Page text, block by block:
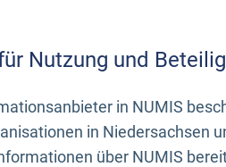
Nutzung und
in NUMIS
in Niedersachsen
über NUMIS